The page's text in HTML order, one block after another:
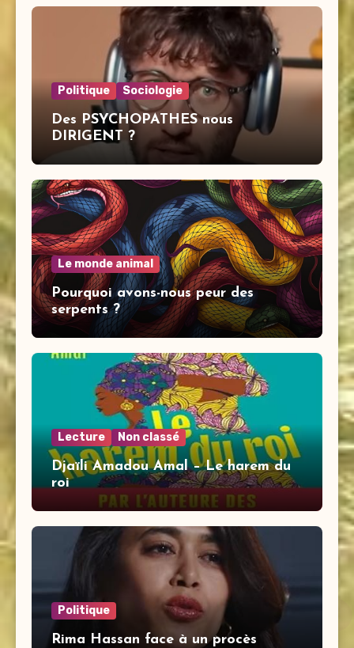
Politique Sociologie
Des PSYCHOPATHES nous
DIRIGENT ?
Le monde animal
Pourquoi avons-nous peur des
serpents ?
Lecture Non classé
Djaïli Amadou Amal – Le harem du
roi
Politique
Rima Hassan face à un procès